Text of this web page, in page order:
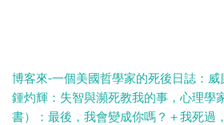
博客來-一個美國哲學家的死後日誌：威
鍾灼輝：失智與瀕死教我的事，心理學
書）：最後，我會變成你嗎？＋我死過